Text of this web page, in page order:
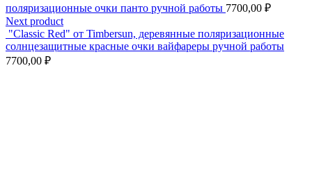
поляризационные очки панто ручной работы 7700,00 ₽
Next product
"Classic Red" от Timbersun, деревянные поляризационные
солнцезащитные красные очки вайфареры ручной работы
7700,00 ₽